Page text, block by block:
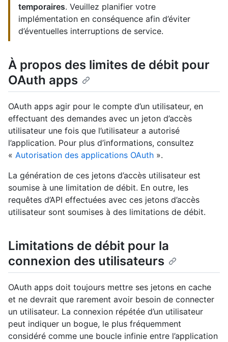
temporaires. Veuillez planifier votre
implémentation en conséquence afin d’éviter
d’éventuelles interruptions de service.
À propos des limites de débit pour
OAuth apps
OAuth apps agir pour le compte d’un utilisateur, en
effectuant des demandes avec un jeton d’accès
utilisateur une fois que l’utilisateur a autorisé
l’application. Pour plus d’informations, consultez
« Autorisation des applications OAuth ».
La génération de ces jetons d’accès utilisateur est
soumise à une limitation de débit. En outre, les
requêtes d’API effectuées avec ces jetons d’accès
utilisateur sont soumises à des limitations de débit.
Limitations de débit pour la
connexion des utilisateurs
OAuth apps doit toujours mettre ses jetons en cache
et ne devrait que rarement avoir besoin de connecter
un utilisateur. La connexion répétée d’un utilisateur
peut indiquer un bogue, le plus fréquemment
considéré comme une boucle infinie entre l’application